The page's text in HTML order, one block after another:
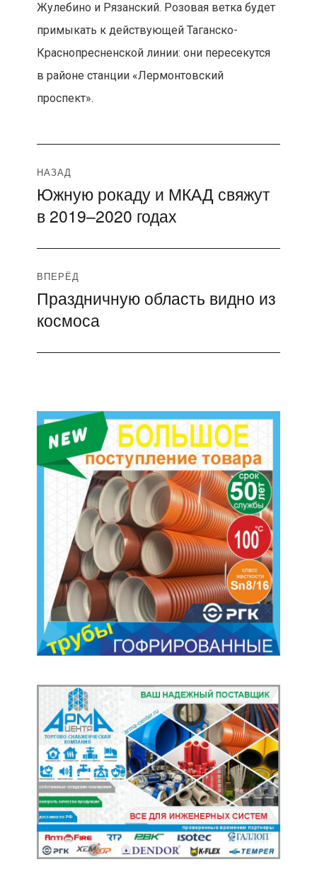
Жулебино и Рязанский. Розовая ветка будет
примыкать к действующей Таганско-
Краснопресненской линии: они пересекутся
в районе станции «Лермонтовский
проспект».
Навигация
по
НАЗАД
Предыдущая
запись:
Южную рокаду и МКАД свяжут
в 2019–2020 годах
ВПЕРЁД
Следующая
запись:
Праздничную область видно из
космоса